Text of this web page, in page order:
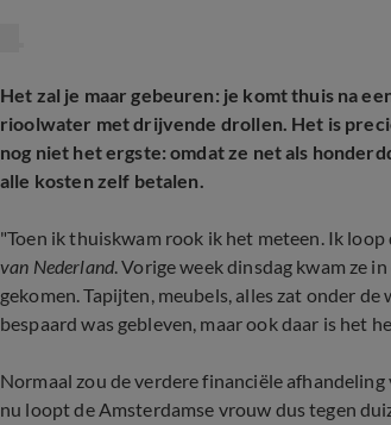
Het zal je maar gebeuren: je komt thuis na
rioolwater met drijvende drollen. Het is
nog niet het ergste: omdat ze net als
alle kosten zelf betalen.
"Toen ik thuiskwam rook ik het meteen. Ik
van Nederland. Vorige week dinsdag kwam ze
gekomen. Tapijten, meubels, alles zat onder
bespaard was gebleven, maar ook daar is het
Normaal zou de verdere financiële
nu loopt de Amsterdamse vrouw dus tegen